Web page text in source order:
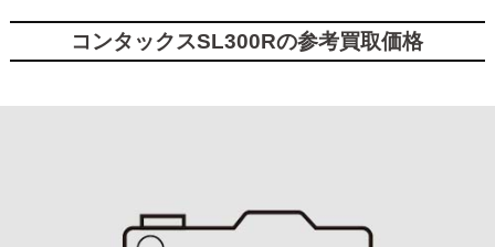
コンタックスSL300Rの参考買取価格